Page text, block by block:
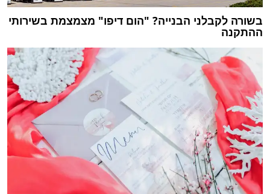
בשורה לקבלני הבנייה? "הום דיפו" מצמצמת בשירותי
ההתקנה